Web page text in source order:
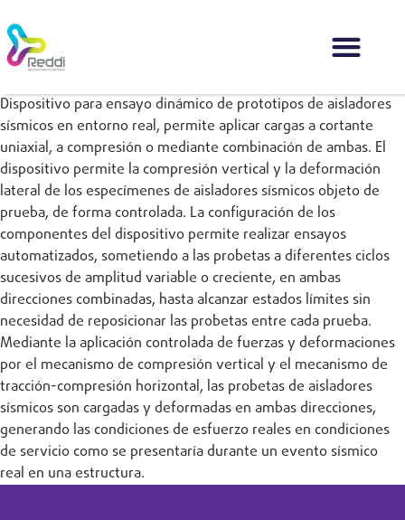
Dispositivo para ensayo dinámico de prototipos de aisladores
sísmicos en entorno real, permite aplicar cargas a cortante
uniaxial, a compresión o mediante combinación de ambas. El
dispositivo permite la compresión vertical y la deformación
lateral de los especímenes de aisladores sísmicos objeto de
prueba, de forma controlada. La configuración de los
componentes del dispositivo permite realizar ensayos
automatizados, sometiendo a las probetas a diferentes ciclos
sucesivos de amplitud variable o creciente, en ambas
direcciones combinadas, hasta alcanzar estados límites sin
necesidad de reposicionar las probetas entre cada prueba.
Mediante la aplicación controlada de fuerzas y deformaciones
por el mecanismo de compresión vertical y el mecanismo de
tracción-compresión horizontal, las probetas de aisladores
sísmicos son cargadas y deformadas en ambas direcciones,
generando las condiciones de esfuerzo reales en condiciones
de servicio como se presentaría durante un evento sísmico
real en una estructura.